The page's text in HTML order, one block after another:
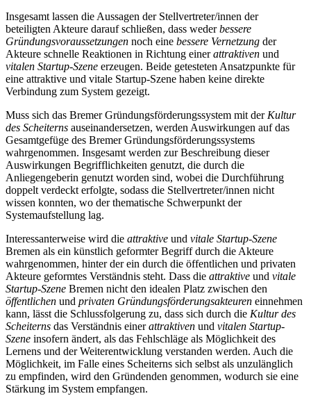
Insgesamt lassen die Aussagen der Stellvertreter/innen der
beteiligten Akteure darauf schließen, dass wederbessere
Gründungsvoraussetzungen noch eine bessere Vernetzung der
Akteure schnelle Reaktionen in Richtung einerattraktiven und
vitalen Startup-Szene erzeugen. Beide getesteten Ansatzpunkte für
eine attraktive und vitale Startup-Szene haben keine direkte
Verbindung zum System gezeigt.
Muss sich das Bremer Gründungsförderungssystem mit derKultur
des Scheiterns auseinandersetzen, werden Auswirkungen auf das
Gesamtgefüge des Bremer Gründungsförderungssystems
wahrgenommen. Insgesamt werden zur Beschreibung dieser
Auswirkungen Begrifflichkeiten genutzt, die durch die
Anliegengeberin genutzt worden sind, wobei die Durchführung
doppelt verdeckt erfolgte, sodass die Stellvertreter/innen nicht
wissen konnten, wo der thematische Schwerpunkt der
Systemaufstellung lag.
Interessanterweise wird die attraktive und vitale Startup-Szene
Bremen als ein künstlich geformter Begriff durch die Akteure
wahrgenommen, hinter der ein durch die öffentlichen und privaten
Akteure geformtes Verständnis steht. Dass die attraktive und vitale
Startup-Szene Bremen nicht den idealen Platz zwischen den
öffentlichen und privaten Gründungsförderungsakteuren einnehmen
kann, lässt die Schlussfolgerung zu, dass sich durch die Kultur des
Scheiterns das Verständnis einerattraktiven und vitalen Startup-
Szene insofern ändert, als das Fehlschläge als Möglichkeit des
Lernens und der Weiterentwicklung verstanden werden. Auch die
Möglichkeit, im Falle eines Scheiterns sich selbst als unzulänglich
zu empfinden, wird den Gründenden genommen, wodurch sie eine
Stärkung im System empfangen.